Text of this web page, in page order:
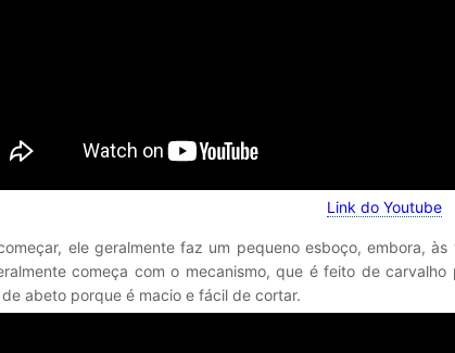
Link do Youtube
ele geralmente faz um pequeno esboço, embora,
começa com o mecanismo, que é feito de
abeto porque é macio e fácil de cortar.